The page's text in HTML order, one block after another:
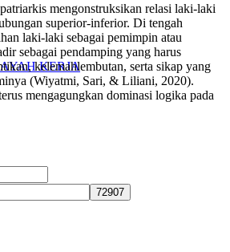
KERJA
mengonstruksikan relasi laki-laki
superior-inferior. Di tengah
laki-laki sebagai pemimpin atau
sebagai pendamping yang harus
kelemahlembutan, serta sikap yang
(Wiyatmi, Sari, & Liliani, 2020).
mengagungkan dominasi logika pada